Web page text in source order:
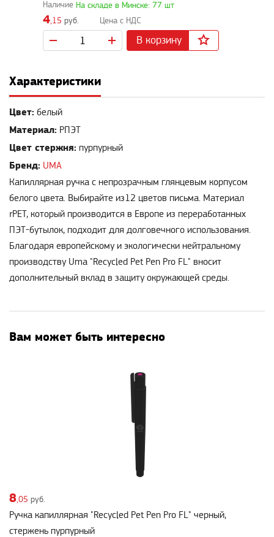
На складе в Минске: 77 шт
4,15 руб.
В корзину
Характеристики
Цвет: белый
Материал: РПЭТ
Цвет стержня: пурпурный
Бренд: UMA
Капиллярная ручка с непрозрачным глянцевым корпусом
белого цвета. Выбирайте из12 цветов письма. Материал
rPET, который производится в Европе из переработанных
ПЭТ-бутылок, подходит для долговечного использования.
Благодаря европейскому и экологически нейтральному
производству Uma "Recycled Pet Pen Pro FL" вносит
дополнительный вклад в защиту окружающей среды.
Вам может быть интересно
8,05 руб.
Ручка капиллярная "Recycled Pet Pen Pro FL" черный,
стержень пурпурный